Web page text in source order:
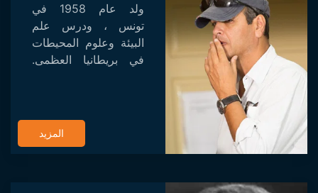
ولد عام 1958 في
تونس ، ودرس علم
البيئة وعلوم المحيطات
في بريطانيا العظمى.
نضال شاتا شغوف
بالصحاري والمحيطات...
المزيد